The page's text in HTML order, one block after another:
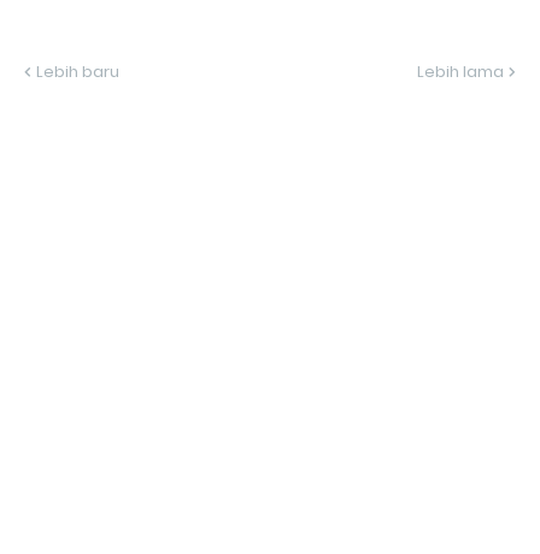
Lebih baru Lebih lama